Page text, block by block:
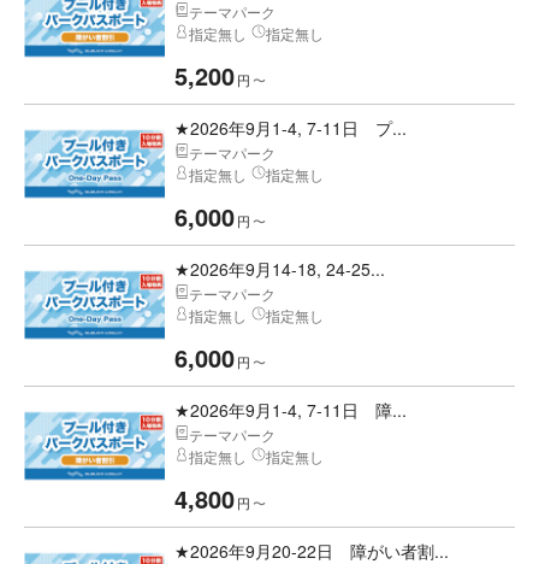
テーマパーク
指定無し
指定無し
5,200円 〜
★2026年9月1-4, 7-11日 プ...
テーマパーク
指定無し
指定無し
6,000円 〜
★2026年9月14-18, 24-25...
テーマパーク
指定無し
指定無し
6,000円 〜
★2026年9月1-4, 7-11日 障...
テーマパーク
指定無し
指定無し
4,800円 〜
★2026年9月20-22日 障がい者割...